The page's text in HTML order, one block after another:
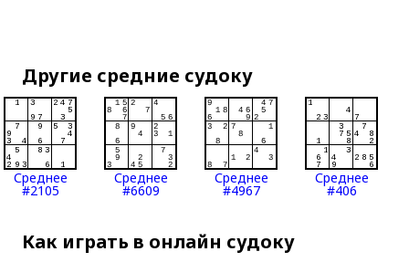
Другие средние судоку
Среднее
#2105
Среднее
#6609
Среднее
#4967
Среднее
#406
Как играть в онлайн судоку